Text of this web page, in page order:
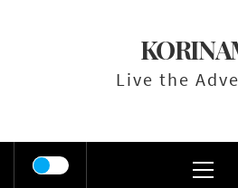
Live the
Menu